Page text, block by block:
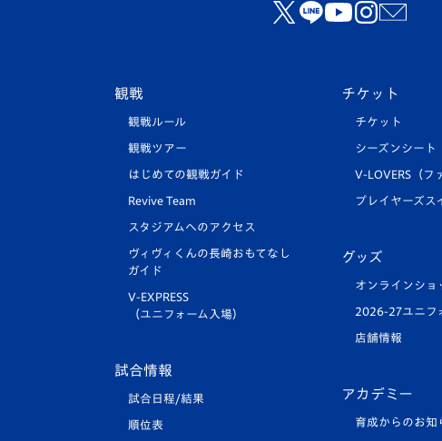
観戦
観戦ルール
観戦ツアー
はじめての観戦ガイド
Revive Team
スタジアムへのアクセス
ヴィヴィくんの長崎おもてなし
ガイド
V-EXPRESS
（ユニフォーム入場）
試合情報
試合日程/結果
順位表
チケット
チケット
シーズンシート
V-LOVERS（フ
プレイヤーズス
グッズ
オンラインショ
2026-27ユニフ
店舗情報
アカデミー
育成からのお知